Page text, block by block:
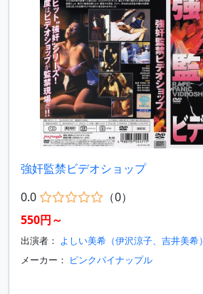
強奸監禁ビデオショップ
0.0
（0）
550円～
出演者： よしい美希（伊沢涼子、吉井美希）
メーカー： ピンクパイナップル